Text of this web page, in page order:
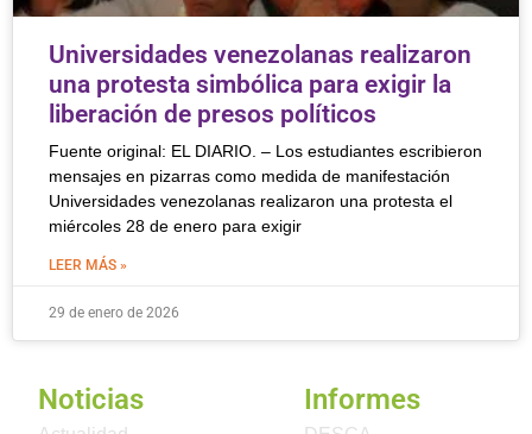
Universidades venezolanas realizaron
una protesta simbólica para exigir la
liberación de presos políticos
Fuente original: EL DIARIO. – Los estudiantes escribieron
mensajes en pizarras como medida de manifestación
Universidades venezolanas realizaron una protesta el
miércoles 28 de enero para exigir
LEER MÁS »
29 de enero de 2026
Noticias Informes